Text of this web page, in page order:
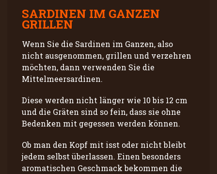
SARDINEN IM GANZEN
GRILLEN
Wenn Sie die Sardinen im Ganzen, also
nicht ausgenommen, grillen und verzehren
möchten, dann verwenden Sie die
Mittelmeersardinen.
Diese werden nicht länger wie 10 bis 12 cm
und die Gräten sind so fein, dass sie ohne
Bedenken mit gegessen werden können.
Ob man den Kopf mit isst oder nicht bleibt
jedem selbst überlassen. Einen besonders
aromatischen Geschmack bekommen die